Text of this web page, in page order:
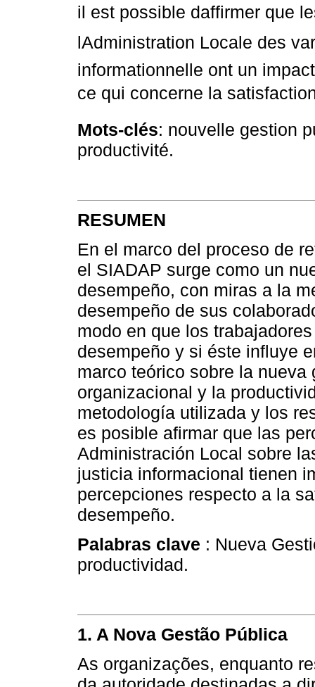
il est possible daffirmer que
lAdministration Locale des
informationnelle ont un
ce qui concerne la
Mots-clés: nouvelle gestion
productivité.
RESUMEN
En el marco del proceso de
el SIADAP surge como un
desempeño, con miras a la
desempeño de sus
modo en que los
desempeño y si éste influye
marco teórico sobre la
organizacional y la
metodología utilizada y los
es posible afirmar que las
Administración Local sobre
justicia informacional tienen
percepciones respecto a la
desempeño.
Palabras clave : Nueva
productividad.
1. A Nova Gestão Pública
As organizações, enquanto